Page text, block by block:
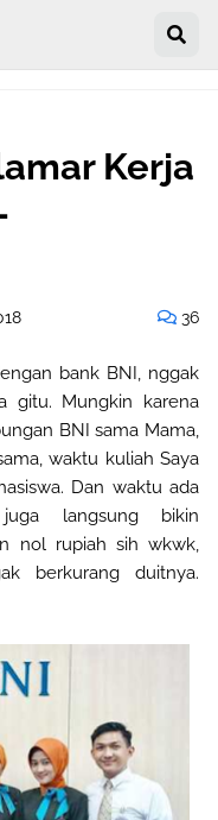
Kerja
36
bank BNI, nggak
gitu. Mungkin karena
BNI sama Mama,
waktu kuliah Saya
Dan waktu ada
langsung bikin
nol rupiah sih wkwk,
berkurang duitnya.